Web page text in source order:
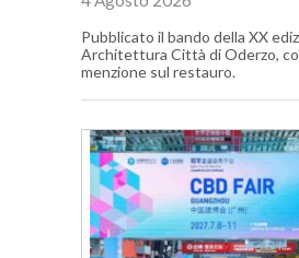
Pubblicato il bando della XX
Architettura Città di Oderzo,
menzione sul restauro.